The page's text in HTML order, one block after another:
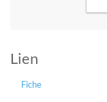
Lien
Fiche